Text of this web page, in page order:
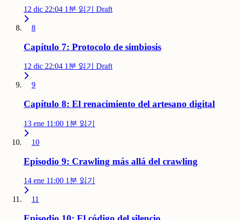
12 dic 22:04 1분 읽기 Draft
8
Capítulo 7: Protocolo de simbiosis
12 dic 22:04 1분 읽기 Draft
9
Capítulo 8: El renacimiento del artesano digital
13 ene 11:00 1분 읽기
10
Episodio 9: Crawling más allá del crawling
14 ene 11:00 1분 읽기
11